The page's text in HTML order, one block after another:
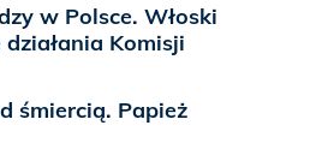
w Polsce. Włoski
Komisji
śmiercią. Papież